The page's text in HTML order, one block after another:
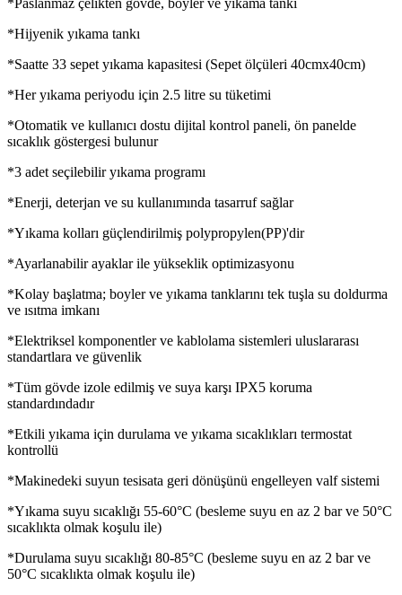
*Hijyenik yıkama tankı
*Saatte 33 sepet yıkama kapasitesi (Sepet ölçüleri 40cmx40cm)
*Her yıkama periyodu için 2.5 litre su tüketimi
*Otomatik ve kullanıcı dostu dijital kontrol paneli, ön panelde
sıcaklık göstergesi bulunur
*3 adet seçilebilir yıkama programı
*Enerji, deterjan ve su kullanımında tasarruf sağlar
*Yıkama kolları güçlendirilmiş polypropylen(PP)'dir
*Ayarlanabilir ayaklar ile yükseklik optimizasyonu
*Kolay başlatma; boyler ve yıkama tanklarını tek tuşla su doldurma
ve ısıtma imkanı
*Elektriksel komponentler ve kablolama sistemleri uluslararası
standartlara ve güvenlik
*Tüm gövde izole edilmiş ve suya karşı IPX5 koruma
standardındadır
*Etkili yıkama için durulama ve yıkama sıcaklıkları termostat
kontrollü
*Makinedeki suyun tesisata geri dönüşünü engelleyen valf sistemi
*Yıkama suyu sıcaklığı 55-60°C (besleme suyu en az 2 bar ve 50°C
sıcaklıkta olmak koşulu ile)
*Durulama suyu sıcaklığı 80-85°C (besleme suyu en az 2 bar ve
50°C sıcaklıkta olmak koşulu ile)